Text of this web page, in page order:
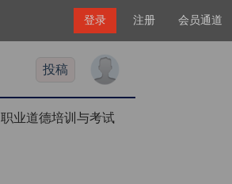
会员通道
注册
登录
投稿
职业道德培训与考试